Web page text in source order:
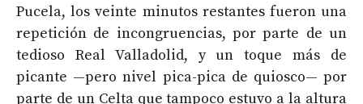
Pucela, los veinte minutos restantes fueron una
repetición de incongruencias, por parte de un
tedioso Real Valladolid, y un toque más de
picante —pero nivel pica-pica de quiosco—por
parte de un Celta que tampoco estuvo a la altura